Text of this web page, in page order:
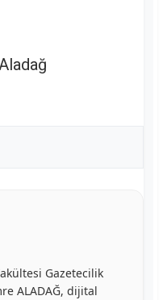
Gazetecilik
ALADAĞ, dijital